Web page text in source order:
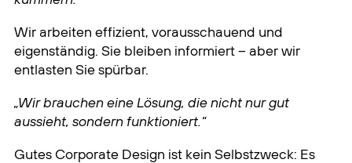
Wir arbeiten effizient, vorausschauend und
eigenständig. Sie bleiben informiert – aber wir
entlasten Sie spürbar.
„Wir brauchen eine Lösung, die nicht nur gut
aussieht, sondern funktioniert.“
Gutes Corporate Design ist kein Selbstzweck: Es